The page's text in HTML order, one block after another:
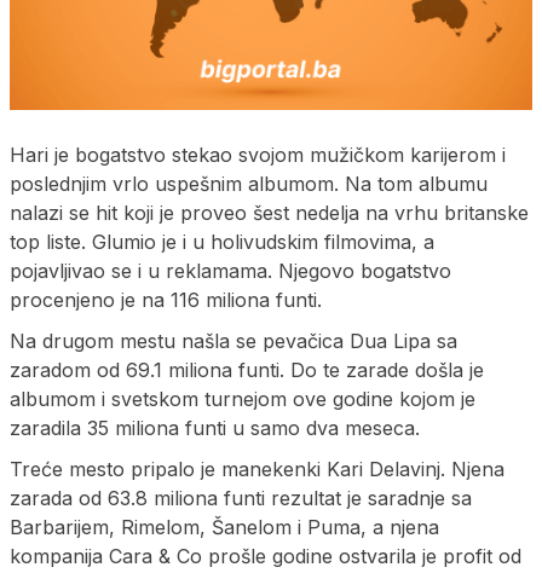
Hari je bogatstvo stekao svojom mužičkom karijerom i
poslednjim vrlo uspešnim albumom. Na tom albumu
nalazi se hit koji je proveo šest nedelja na vrhu britanske
top liste. Glumio je i u holivudskim filmovima, a
pojavljivao se i u reklamama. Njegovo bogatstvo
procenjeno je na 116 miliona funti.
Na drugom mestu našla se pevačica Dua Lipa sa
zaradom od 69.1 miliona funti. Do te zarade došla je
albumom i svetskom turnejom ove godine kojom je
zaradila 35 miliona funti u samo dva meseca.
Treće mesto pripalo je manekenki Kari Delavinj. Njena
zarada od 63.8 miliona funti rezultat je saradnje sa
Barbarijem, Rimelom, Šanelom i Puma, a njena
kompanija Cara & Co prošle godine ostvarila je profit od